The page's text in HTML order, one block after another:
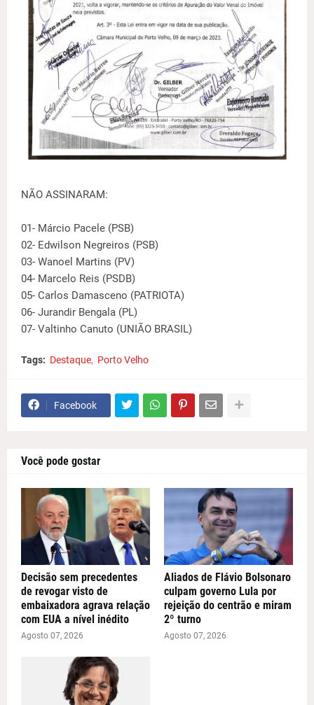
NÃO ASSINARAM:
01- Márcio Pacele (PSB)
02- Edwilson Negreiros (PSB)
03- Wanoel Martins (PV)
04- Marcelo Reis (PSDB)
05- Carlos Damasceno (PATRIOTA)
06- Jurandir Bengala (PL)
07- Valtinho Canuto (UNIÃO BRASIL)
Tags: Destaque Porto Velho
Facebook
Você pode gostar
Decisão sem precedentes
de revogar visto de
embaixadora agrava relação
com EUA a nível inédito
Agosto 07, 2026
Aliados de Flávio Bolsonaro
culpam governo Lula por
rejeição do centrão e miram
2º turno
Agosto 07, 2026